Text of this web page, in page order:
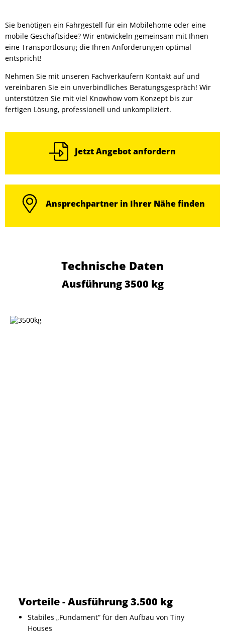
Sie benötigen ein Fahrgestell für ein Mobilehome oder eine
mobile Geschäftsidee? Wir entwickeln gemeinsam mit Ihnen
eine Transportlösung die Ihren Anforderungen optimal
entspricht!
Nehmen Sie mit unseren Fachverkäufern Kontakt auf und
vereinbaren Sie ein unverbindliches Beratungsgespräch! Wir
unterstützen Sie mit viel Knowhow vom Konzept bis zur
fertigen Lösung, professionell und unkompliziert.
Jetzt Angebot anfordern
Ansprechpartner in Ihrer Nähe finden
Technische Daten
Ausführung 3500 kg
Vorteile - Ausführung 3.500 kg
Stabiles „Fundament“ für den Aufbau von Tiny
Houses